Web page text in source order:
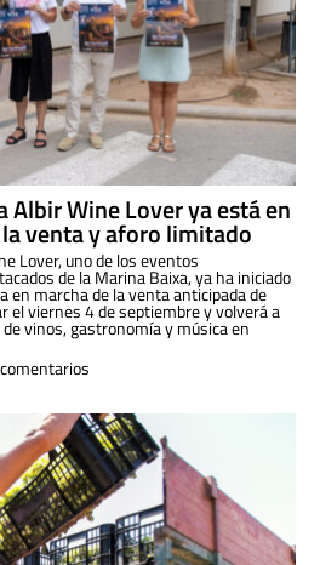
Albir Wine Lover ya está en
venta y aforo limitado
Lover, uno de los eventos
de la Marina Baixa, ya ha iniciado
en marcha de la venta anticipada de
el viernes 4 de septiembre y volverá a
vinos, gastronomía y música en